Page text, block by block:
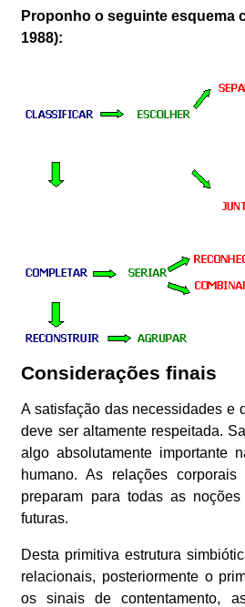
Proponho o seguinte esquema
1988):
Considerações finais
A satisfação das necessidades e
deve ser altamente respeitada.
algo absolutamente importante
humano. As relações
preparam para todas as
futuras.
Desta primitiva estrutura
relacionais, posteriormente o
os sinais de contentamento,